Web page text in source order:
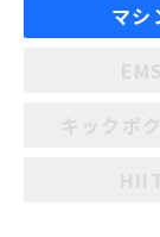
マシ